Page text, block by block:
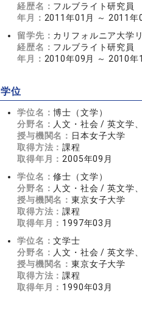
経歴名： フルブライト研究員
年月： 2011年01月 ～ 2011年
留学先： カリフォルニア大学
経歴名： フルブライト研究員
年月： 2010年09月 ～ 2010年
学位
学位名：博士（文学）
分野名： 人文・社会 / 英文学
授与機関名： 日本女子大学
取得方法：課程
取得年月： 2005年09月
学位名：修士（文学）
分野名： 人文・社会 / 英文学
授与機関名：東京女子大学
取得方法：課程
取得年月： 1997年03月
学位名：文学士
分野名： 人文・社会 / 英文学
授与機関名：東京女子大学
取得方法：課程
取得年月： 1990年03月